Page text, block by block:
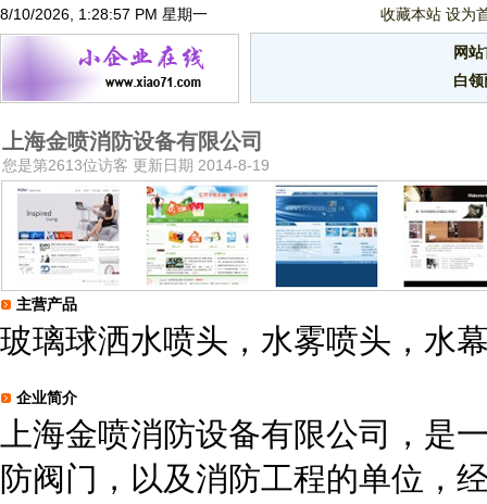
8/10/2026, 1:28:58 PM 星期一 收藏本站 设为
网
白
上海金喷消防设备有限公司
您是第2613位访客 更新日期 2014-8-19
主营产品
玻璃球洒水喷头，水雾喷头，水
企业简介
上海金喷消防设备有限公司，是
防阀门，以及消防工程的单位，